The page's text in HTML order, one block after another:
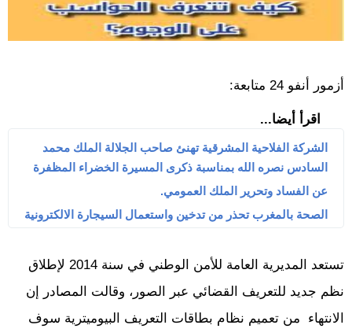
أزمور أنفو 24 متابعة:
اقرأ أيضا...
الشركة الفلاحية المشرقية تهنئ صاحب الجلالة الملك محمد
السادس نصره الله بمناسبة ذكرى المسيرة الخضراء المظفرة
عن الفساد وتحرير الملك العمومي.
الصحة بالمغرب تحذر من تدخين واستعمال السيجارة الالكترونية
تستعد المديرية العامة للأمن الوطني في سنة 2014 لإطلاق
نظم جديد للتعريف القضائي عبر الصور، وقالت المصادر إن
الانتهاء من تعميم نظام بطاقات التعريف البيوميترية سوف